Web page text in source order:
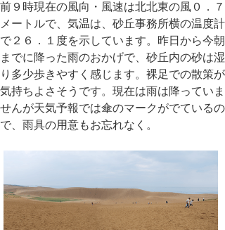
前９時現在の風向・風速は北北東の風０．７
メートルで、気温は、砂丘事務所横の温度計
で２６．１度を示しています。昨日から今朝
までに降った雨のおかげで、砂丘内の砂は湿
り多少歩きやすく感じます。裸足での散策が
気持ちよさそうです。現在は雨は降っていま
せんが天気予報では傘のマークがでているの
で、雨具の用意もお忘れなく。